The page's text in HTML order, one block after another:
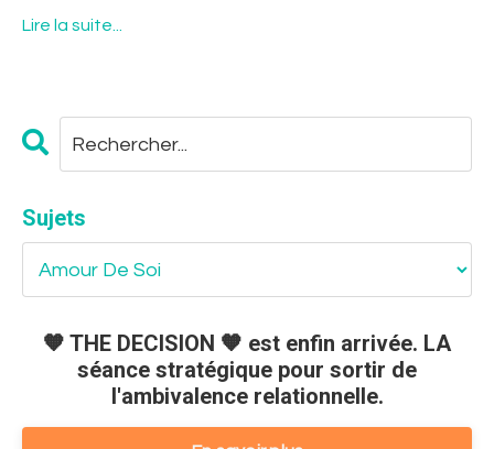
Lire la suite...
Sujets
🧡 THE DECISION 🧡 est enfin arrivée. LA
séance stratégique pour sortir de
l'ambivalence relationnelle.